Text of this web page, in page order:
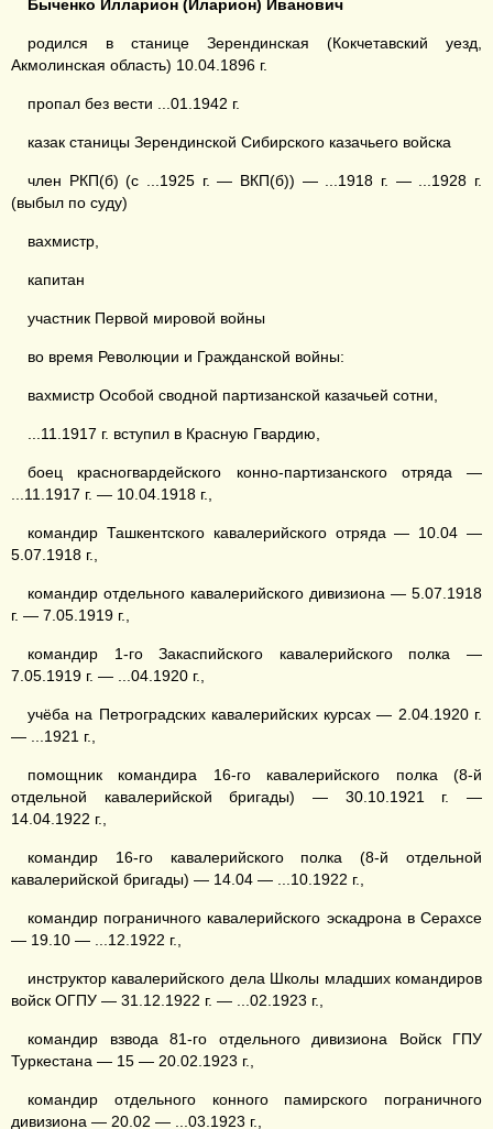
Быченко Илларион (Иларион) Иванович
родился в станице Зерендинская (Кокчетавский уезд,
Акмолинская область) 10.04.1896 г.
пропал без вести ...01.1942 г.
казак станицы Зерендинской Сибирского казачьего войска
член РКП(б) (с ...1925 г. — ВКП(б)) — ...1918 г. — ...1928 г.
(выбыл по суду)
вахмистр,
капитан
участник Первой мировой войны
во время Революции и Гражданской войны:
вахмистр Особой сводной партизанской казачьей сотни,
...11.1917 г. вступил в Красную Гвардию,
боец красногвардейского конно-партизанского отряда —
...11.1917 г. — 10.04.1918 г.,
командир Ташкентского кавалерийского отряда — 10.04 —
5.07.1918 г.,
командир отдельного кавалерийского дивизиона — 5.07.1918
г. — 7.05.1919 г.,
командир 1-го Закаспийского кавалерийского полка —
7.05.1919 г. — ...04.1920 г.,
учёба на Петроградских кавалерийских курсах — 2.04.1920 г.
— ...1921 г.,
помощник командира 16-го кавалерийского полка (8-й
отдельной кавалерийской бригады) — 30.10.1921 г. —
14.04.1922 г.,
командир 16-го кавалерийского полка (8-й отдельной
кавалерийской бригады) — 14.04 — ...10.1922 г.,
командир пограничного кавалерийского эскадрона в Серахсе
— 19.10 — ...12.1922 г.,
инструктор кавалерийского дела Школы младших командиров
войск ОГПУ — 31.12.1922 г. — ...02.1923 г.,
командир взвода 81-го отдельного дивизиона Войск ГПУ
Туркестана — 15 — 20.02.1923 г.,
командир отдельного конного памирского пограничного
дивизиона — 20.02 — ...03.1923 г.,